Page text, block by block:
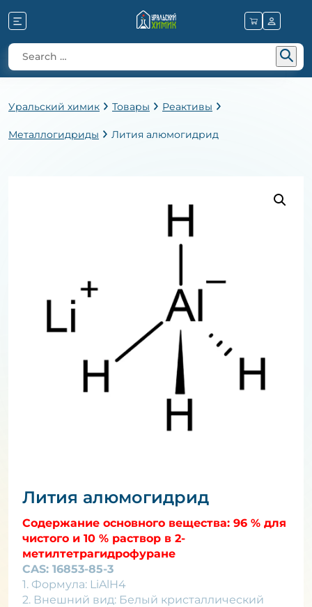
Уральский химик Товары Реактивы
Металлогидриды Лития алюмогидрид
Лития алюмогидрид
Содержание основного вещества: 96 % для
чистого и 10 % раствор в 2-
метилтетрагидрофуране
CAS: 16853-85-3
1. Формула: LiAlH4
2. Внешний вид: Белый кристаллический